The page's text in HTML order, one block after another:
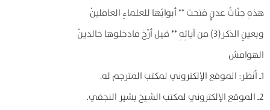
هذهِ جنّاتُ عدنٍٕ فتحت ** أبوابَها للعلماءِ العاملينْ
وبعينِ الذكر(3) من آياتِهِ ** قيل أرِّخ فادخلوها خالدينْ
الهوامش
1ـ اُنظر: الموقع الإلكتروني لمكتب المترجم له.
2ـ الموقع الإلكتروني لمكتب الشيخ بشير النجفي.